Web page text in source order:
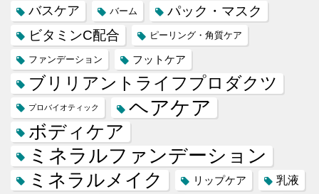
バスケア
バーム
パック・マスク
ビタミンC配合
ピーリング・角質ケア
ファンデーション フットケア
ブリリアントライフプロダクツ
プロバイオティック ヘアケア
ボディケア
ミネラルファンデーション
ミネラルメイク リップケア 乳液